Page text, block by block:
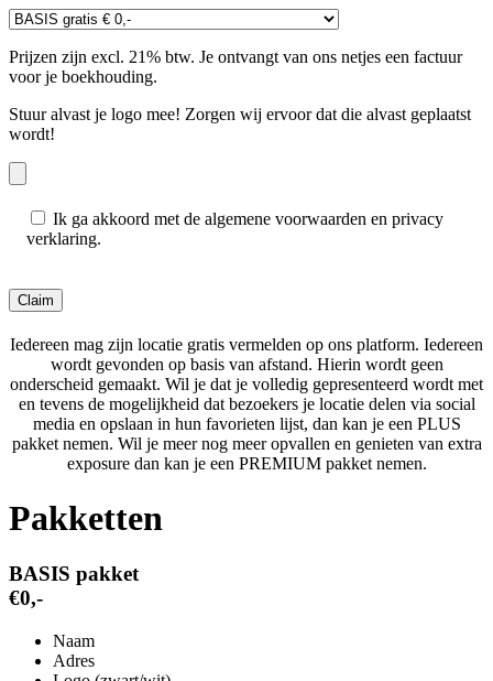
Prijzen zijn excl. 21% btw. Je ontvangt van ons netjes een factuur
voor je boekhouding.
Stuur alvast je logo mee! Zorgen wij ervoor dat die alvast geplaatst
wordt!
Ik ga akkoord met de algemene voorwaarden en privacy
verklaring.
Iedereen mag zijn locatie gratis vermelden op ons platform. Iedereen
wordt gevonden op basis van afstand. Hierin wordt geen
onderscheid gemaakt. Wil je dat je volledig gepresenteerd wordt met
en tevens de mogelijkheid dat bezoekers je locatie delen via social
media en opslaan in hun favorieten lijst, dan kan je een PLUS
pakket nemen. Wil je meer nog meer opvallen en genieten van extra
exposure dan kan je een PREMIUM pakket nemen.
Pakketten
BASIS pakket
€0,-
Naam
Adres